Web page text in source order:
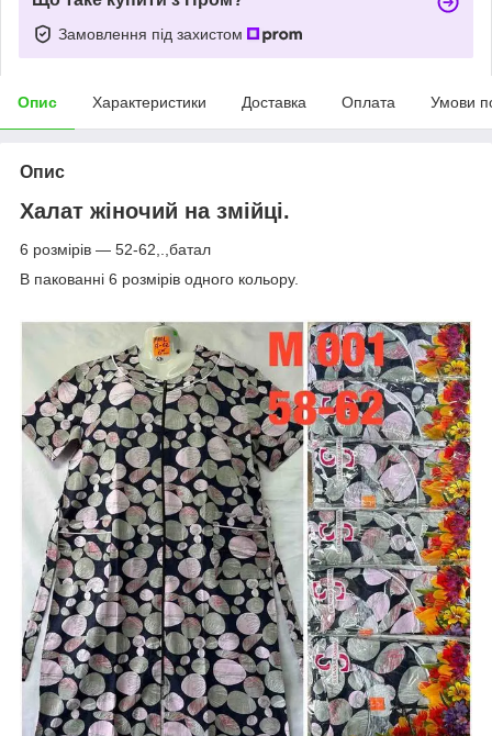
Замовлення під захистом
Опис Характеристики Доставка Оплата Умови
Опис
Халат жіночий на змійці.
6 розмірів — 52-62,.,батал
В пакованні 6 розмірів одного кольору.